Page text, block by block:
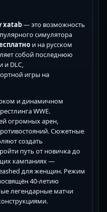
xatab— это возможность
симулятора
и на русском
собой последнюю
и DLC,
игры на
и динамичном
WWE.
огромных арен,
Сюжетные
создать
путь от новичка до
кампаниях —
для женщин. Режим
40-летию
легендарные матчи